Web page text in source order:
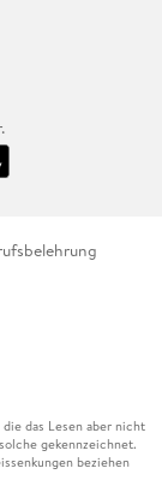
das Lesen aber nicht
gekennzeichnet.
beziehen